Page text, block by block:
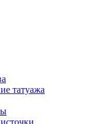
татуажа